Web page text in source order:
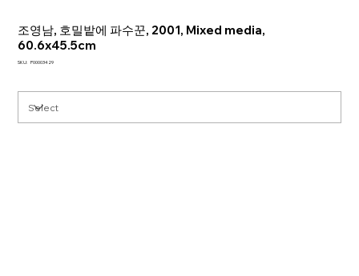
조영남, 호밀밭에 파수꾼, 2001, Mixed media,
60.6x45.5cm
SKU: SKU
P00003429